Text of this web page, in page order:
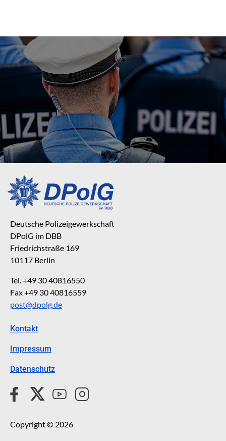
Deutsche Polizeigewerkschaft
DPolG im DBB
Friedrichstraße 169
10117 Berlin
Tel. +49 30 40816550
Fax +49 30 40816559
post@dpolg.de
Kontakt
Impressum
Datenschutz
Copyright © 2026